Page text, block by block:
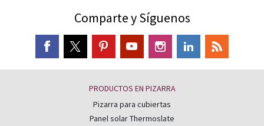
Comparte y Síguenos
PRODUCTOS EN PIZARRA
Pizarra para cubiertas
Panel solar Thermoslate